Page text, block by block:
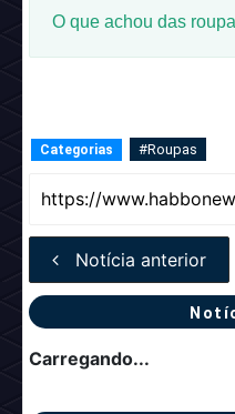
O que achou das
Categorias #Roupas
Notícia anterior
Carregando...